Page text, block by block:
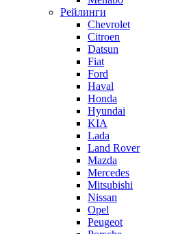
Рейлинги
Chevrolet
Citroen
Datsun
Fiat
Ford
Haval
Honda
Hyundai
KIA
Lada
Land Rover
Mazda
Mercedes
Mitsubishi
Nissan
Opel
Peugeot